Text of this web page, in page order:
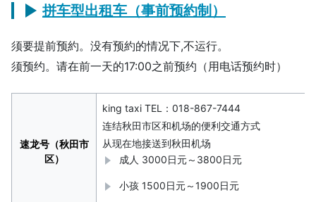
拼车型出租车（事前预約制）
须要提前预約。没有预約的情况下,不运行。
须预约。请在前一天的17:00之前预约（用电话预约时）
速龙号（秋田市
区）
king taxi TEL：018-867-7444
连结秋田市区和机场的便利交通方式
从现在地接送到秋田机场
成人 3000日元～3800日元
小孩 1500日元～1900日元